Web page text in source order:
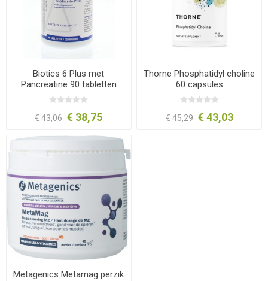
Biotics 6 Plus met
Pancreatine 90 tabletten
€ 43,06 € 38,75
Thorne Phosphatidyl choline
60 capsules
€ 45,29 € 43,03
Metagenics Metamag perzik